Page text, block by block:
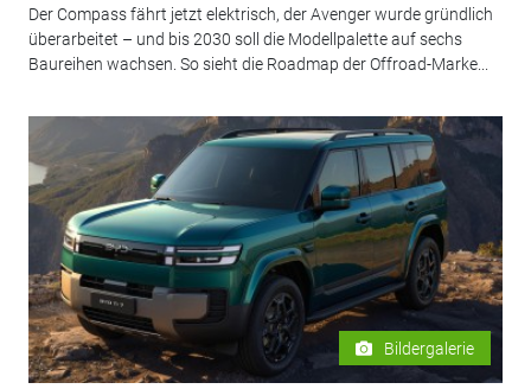
Der Compass fährt jetzt elektrisch, der Avenger wurde gründlich
überarbeitet – und bis 2030 soll die Modellpalette auf sechs
Baureihen wachsen. So sieht die Roadmap der Offroad-Marke...
Bildergalerie